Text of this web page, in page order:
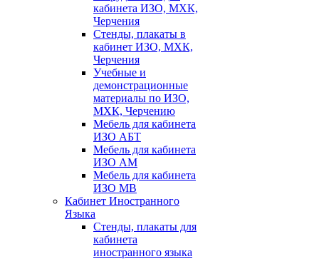
кабинета ИЗО, МХК,
Черчения
Стенды, плакаты в
кабинет ИЗО, МХК,
Черчения
Учебные и
демонстрационные
материалы по ИЗО,
МХК, Черчению
Мебель для кабинета
ИЗО АБТ
Мебель для кабинета
ИЗО АМ
Мебель для кабинета
ИЗО МВ
Кабинет Иностранного
Языка
Стенды, плакаты для
кабинета
иностранного языка